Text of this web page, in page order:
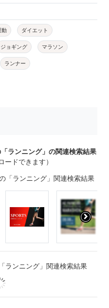
動 ダイエット
ジョギング マラソン
ランナー
ランニング」の関連検索結果
ードできます）
「ランニング」関連検索結果
ランニング」関連検索結果